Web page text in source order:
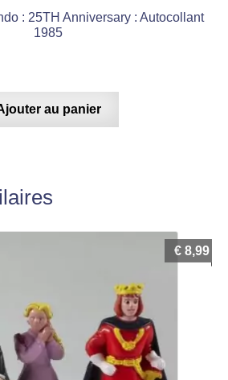
: 25TH Anniversary : Autocollant
1985
au panier
€ 8,99